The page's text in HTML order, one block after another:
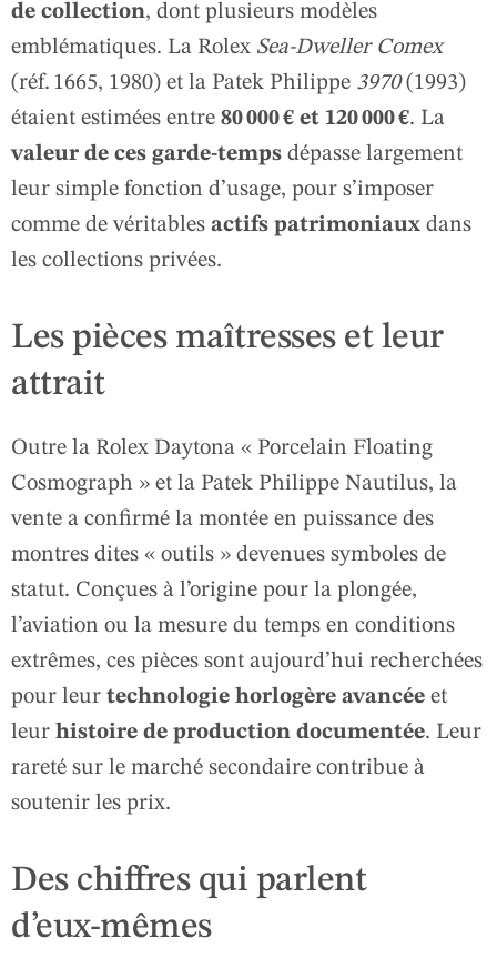
de collection, dont plusieurs modèles
emblématiques. La Rolex Sea‑Dweller Comex
(réf. 1665, 1980) et la Patek Philippe 3970(1993)
étaient estimées entre 80 000 € et 120 000 €. La
valeur de ces garde‑temps dépasse largement
leur simple fonction d’usage, pour s’imposer
comme de véritables actifs patrimoniaux dans
les collections privées.
Les pièces maîtresses et leur
attrait
Outre la Rolex Daytona « Porcelain Floating
Cosmograph » et la Patek Philippe Nautilus, la
vente a confirmé la montée en puissance des
montres dites « outils » devenues symboles de
statut. Conçues à l’origine pour la plongée,
l’aviation ou la mesure du temps en conditions
extrêmes, ces pièces sont aujourd’hui recherchées
pour leur technologie horlogère avancée et
leur histoire de production documentée. Leur
rareté sur le marché secondaire contribue à
soutenir les prix.
Des chiffres qui parlent
d’eux‑mêmes